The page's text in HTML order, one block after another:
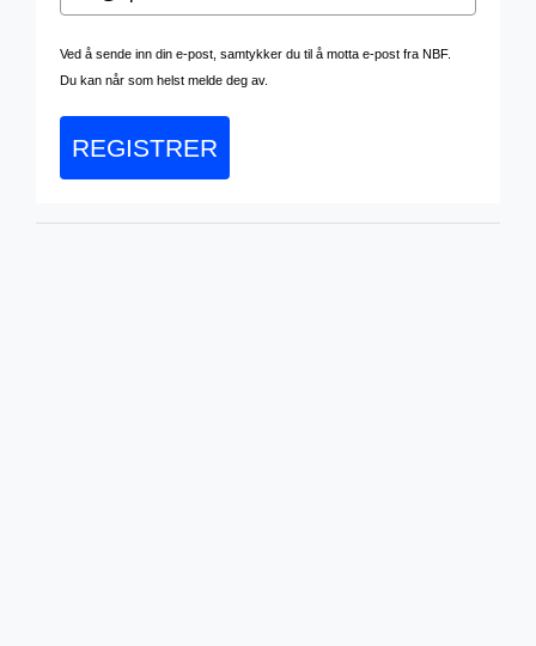
Ved å sende inn din e-post, samtykker du til å motta e-post fra NBF.
Du kan når som helst melde deg av.
REGISTRER